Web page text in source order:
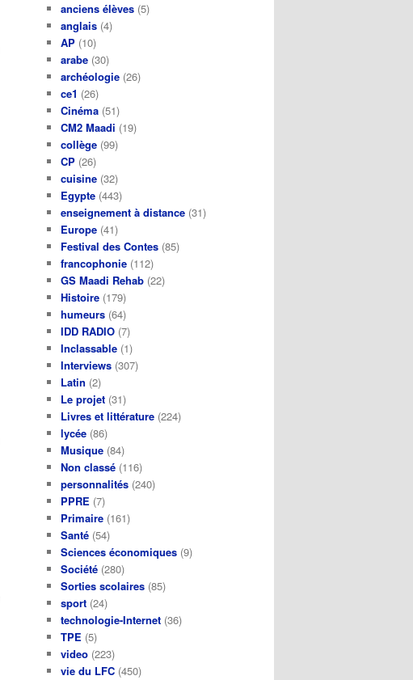
anciens élèves (5)
anglais (4)
AP (10)
arabe (30)
archéologie (26)
ce1 (26)
Cinéma (51)
CM2 Maadi (19)
collège (99)
CP (26)
cuisine (32)
Egypte (443)
enseignement à distance (31)
Europe (41)
Festival des Contes (85)
francophonie (112)
GS Maadi Rehab (22)
Histoire (179)
humeurs (64)
IDD RADIO (7)
Inclassable (1)
Interviews (307)
Latin (2)
Le projet (31)
Livres et littérature (224)
lycée (86)
Musique (84)
Non classé (116)
personnalités (240)
PPRE (7)
Primaire (161)
Santé (54)
Sciences économiques (9)
Société (280)
Sorties scolaires (85)
sport (24)
technologie-Internet (36)
TPE (5)
video (223)
vie du LFC (450)